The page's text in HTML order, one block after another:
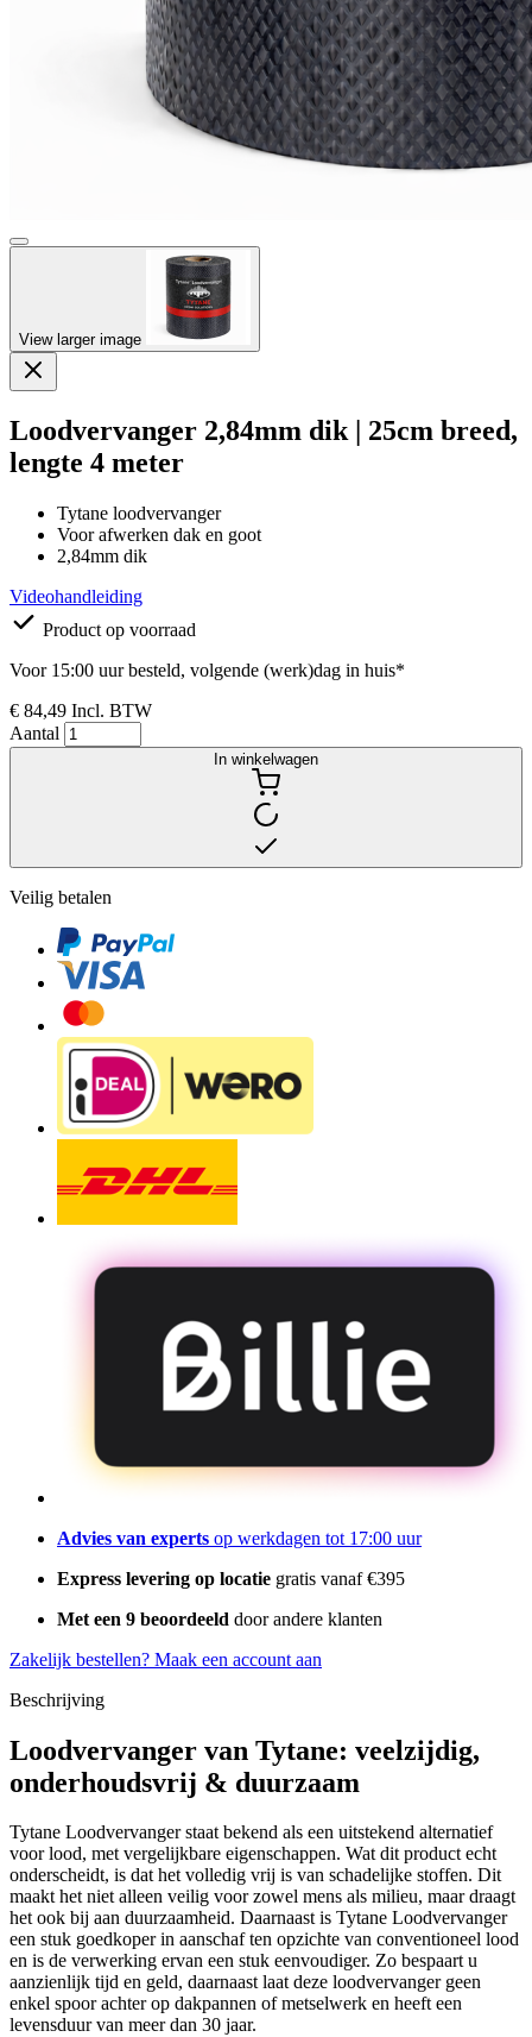
View larger image
Loodvervanger 2,84mm dik | 25cm breed,
lengte 4 meter
Tytane loodvervanger
Voor afwerken dak en goot
2,84mm dik
Videohandleiding
Product op voorraad
Voor 15:00 uur besteld, volgende (werk)dag in huis*
€ 84,49 Incl. BTW
Aantal
In winkelwagen
Veilig betalen
Advies van experts op werkdagen tot 17:00 uur
Express levering op locatie gratis vanaf €395
Met een 9 beoordeeld door andere klanten
Zakelijk bestellen? Maak een account aan
Beschrijving
Loodvervanger van Tytane: veelzijdig,
onderhoudsvrij & duurzaam
Tytane Loodvervanger staat bekend als een uitstekend alternatief
voor lood, met vergelijkbare eigenschappen. Wat dit product echt
onderscheidt, is dat het volledig vrij is van schadelijke stoffen. Dit
maakt het niet alleen veilig voor zowel mens als milieu, maar draagt
het ook bij aan duurzaamheid. Daarnaast is Tytane Loodvervanger
een stuk goedkoper in aanschaf ten opzichte van conventioneel lood
en is de verwerking ervan een stuk eenvoudiger. Zo bespaart u
aanzienlijk tijd en geld, daarnaast laat deze loodvervanger geen
enkel spoor achter op dakpannen of metselwerk en heeft een
levensduur van meer dan 30 jaar.